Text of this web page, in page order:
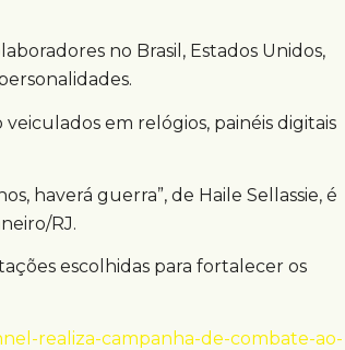
no Brasil, Estados Unidos,
em relógios, painéis digitais
haverá guerra”, de Haile Sellassie, é
RJ.
escolhidas para fortalecer os
realiza-campanha-de-combate-ao-